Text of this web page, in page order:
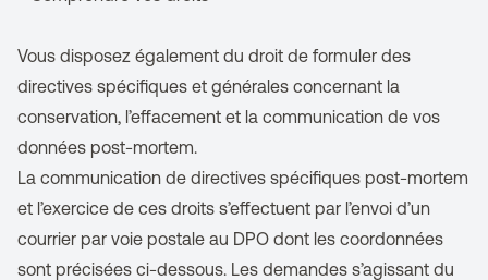
Vous disposez également du droit de formuler des
directives spécifiques et générales concernant la
conservation, l’effacement et la communication de vos
données post-mortem.
La communication de directives spécifiques post-mortem
et l’exercice de ces droits s’effectuent par l’envoi d’un
courrier par voie postale au DPO dont les coordonnées
sont précisées ci-dessous. Les demandes s’agissant du